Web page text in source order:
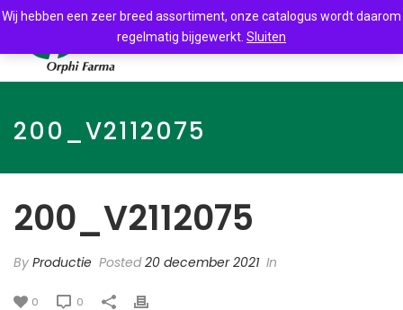
200_V2112075
200_V2112075
By Productie Posted20 december 2021 In
0 0
Wij hebben een zeer breed assortiment, onze catalogus wordt daarom
regelmatig bijgewerkt. Sluiten